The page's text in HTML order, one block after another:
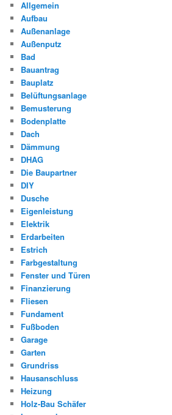
Allgemein
Aufbau
Außenanlage
Außenputz
Bad
Bauantrag
Bauplatz
Belüftungsanlage
Bemusterung
Bodenplatte
Dach
Dämmung
DHAG
Die Baupartner
DIY
Dusche
Eigenleistung
Elektrik
Erdarbeiten
Estrich
Farbgestaltung
Fenster und Türen
Finanzierung
Fliesen
Fundament
Fußboden
Garage
Garten
Grundriss
Hausanschluss
Heizung
Holz-Bau Schäfer